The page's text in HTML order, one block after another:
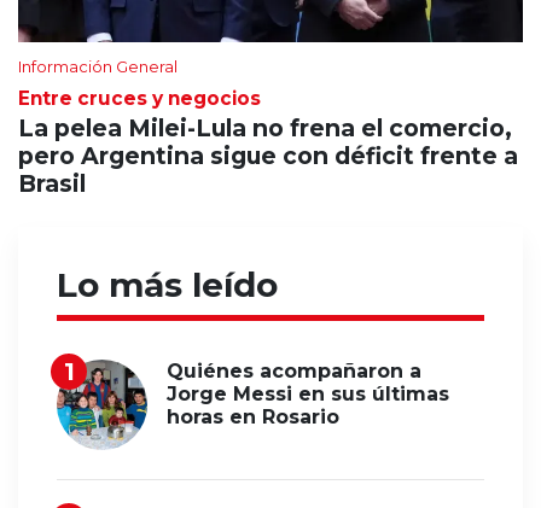
Información General
Entre cruces y negocios
La pelea Milei-Lula no frena el comercio,
pero Argentina sigue con déficit frente a
Brasil
Lo más leído
Quiénes acompañaron a
Jorge Messi en sus últimas
horas en Rosario